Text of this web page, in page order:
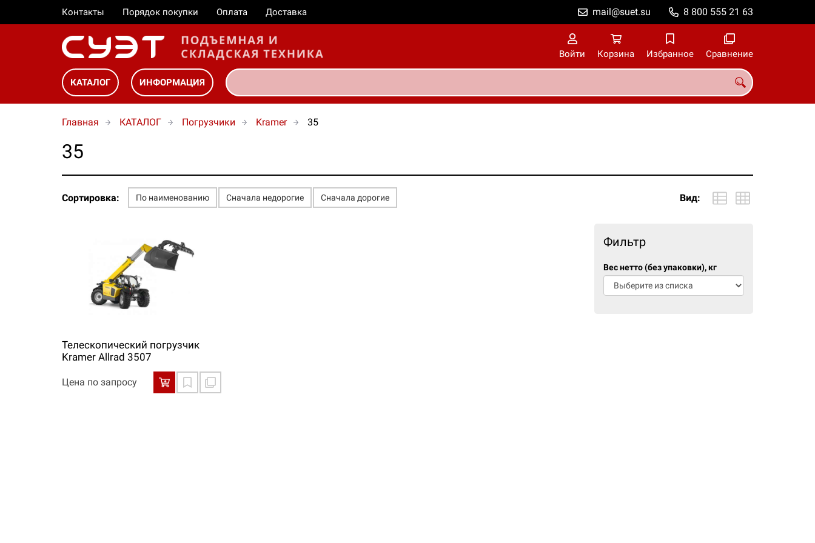
Контакты Порядок покупки Оплата Доставка 8 800 555 21 63
mail@suet.su
Войти Корзина Избранное Сравнение
КАТАЛОГ ИНФОРМАЦИЯ
Главная КАТАЛОГ Погрузчики Kramer 35
35
Сортировка: По наименованию Сначала недорогие Сначала дорогие Вид:
Фильтр
Вес нетто (без упаковки), кг
Телескопический погрузчик
Kramer Allrad 3507
Цена по запросу